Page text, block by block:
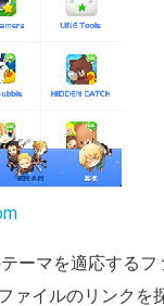
ーマを適応する
ァイルのリンクを